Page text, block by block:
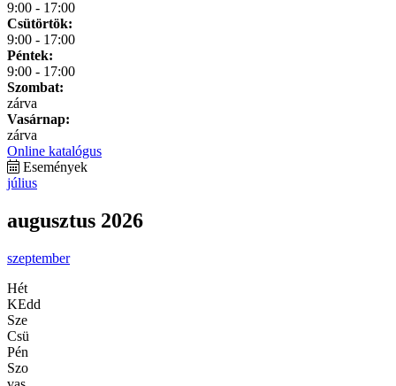
9:00 - 17:00
Csütörtök:
9:00 - 17:00
Péntek:
9:00 - 17:00
Szombat:
zárva
Vasárnap:
zárva
Online katalógus
Események
július
augusztus 2026
szeptember
Hét
KEdd
Sze
Csü
Pén
Szo